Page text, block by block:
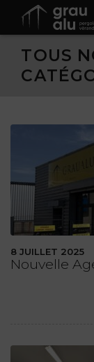
TOUS
8 JUILLET 2025
Nouvelle